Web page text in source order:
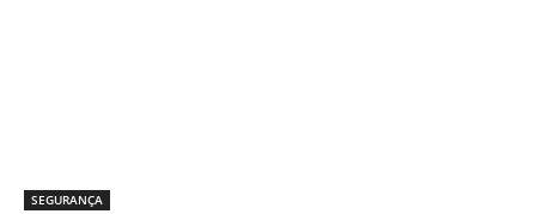
SEGURANÇA